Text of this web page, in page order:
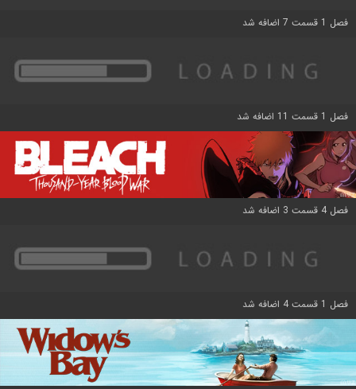
فصل 1 قسمت 7 اضافه شد
فصل 1 قسمت 11 اضافه شد
فصل 4 قسمت 3 اضافه شد
فصل 1 قسمت 4 اضافه شد